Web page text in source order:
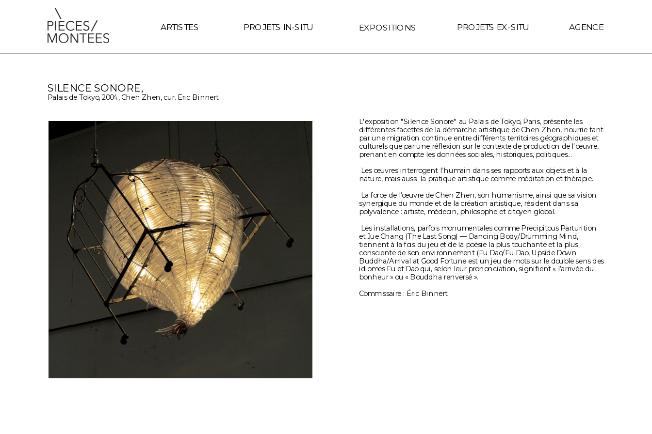
SILENCE SONORE,
Palais de Tokyo, 2004, Chen Zhen, cur. Eric Binnert
L'exposition "Silence Sonore" au Palais de Tokyo, Paris, présente les
différentes facettes de la démarche artistique de Chen Zhen, nourrie tant
par une migration continue entre différents territoires géographiques et
culturels que par une réflexion sur le contexte de production de l'œuvre,
prenant en compte les données sociales, historiques, politiques...
nature, mais aussi la pratique artistique comme méditation et thérapie.
synergique du monde et de la création artistique, résident dans sa
polyvalence : artiste, médecin, philosophe et citoyen global.
et Jue Chang (The Last Song) — Dancing Body/Drumming Mind,
tiennent à la fois du jeu et de la poésie la plus touchante et la plus
consciente de son environnement (Fu Dao/Fu Dao, Upside Down
Buddha/Arrival at Good Fortune est un jeu de mots sur le double sens des
idiomes Fu et Dao qui, selon leur prononciation, signifient « l’arrivée du
bonheur » ou « Bouddha renversé ».
Commissaire : Éric Binnert
ARTISTES PROJETS IN-SITU EXPOSITIONS PROJETS EX-SITU AGENCE